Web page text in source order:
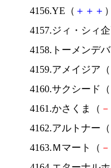
4156.YE（ ＋ ＋ ＋
4157.ジィ・シィ
4158.トーメンデ
4159.アメイジア（
4160.サクシード（
4161.かさくま（ －
4162.アルトナー（
4163.Ｍマート（ －